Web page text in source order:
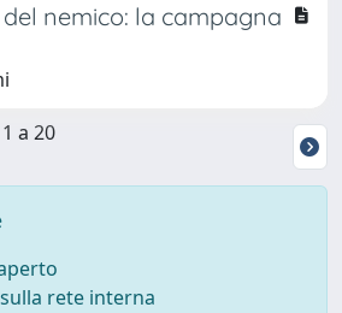
nemico: la campagna
a 20
rete interna